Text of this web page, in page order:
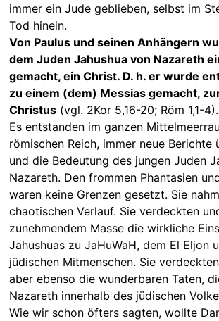
immer ein Jude geblieben, selbst im
Tod hinein.
Von Paulus und seinen Anhängern
dem Juden Jahushua von Nazareth
gemacht, ein Christ. D. h. er wurde
zu einem (dem) Messias gemacht,
Christus(vgl. 2Kor 5,16-20; Röm 1,1-4).
Es entstanden im ganzen
römischen Reich, immer neue Berichte
und die Bedeutung des jungen Juden
Nazareth. Den frommen Phantasien
waren keine Grenzen gesetzt. Sie
chaotischen Verlauf. Sie verdeckten
zunehmendem Masse die wirkliche
Jahushuas zu JaHuWaH, dem El Eljon
jüdischen Mitmenschen. Sie
aber ebenso die wunderbaren Taten,
Nazareth innerhalb des jüdischen
Wie wir schon öfters sagten, wollte